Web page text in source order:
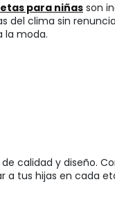
para niñas son
del clima sin
la moda.
calidad y diseño.
tus hijas en cada